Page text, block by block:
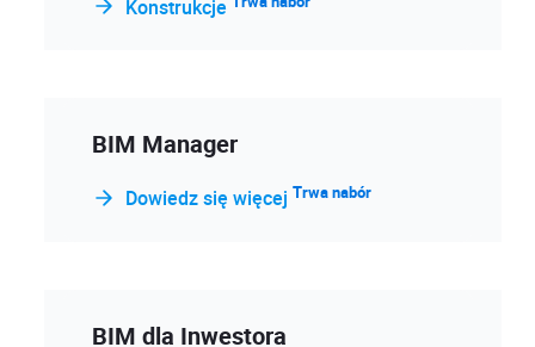
Konstrukcje
BIM Manager
Dowiedz się więcej Trwa nabór
BIM dla Inwestora